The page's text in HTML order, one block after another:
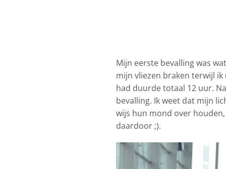
Mijn eerste bevalling was
mijn vliezen braken terwijl
had duurde totaal 12 uur.
bevalling. Ik weet dat mijn
wijs hun mond over
daardoor ;).